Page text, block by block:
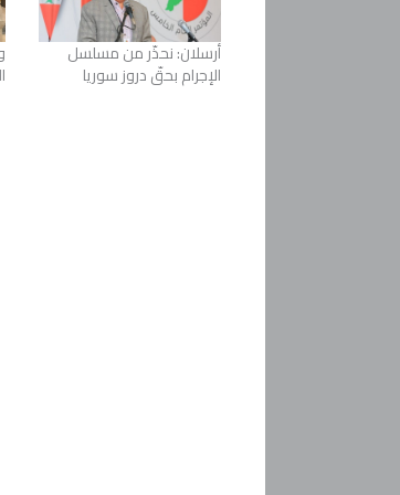
أرسلان: نحذّر من مسلسل
الإجرام بحقّ دروز سوريا